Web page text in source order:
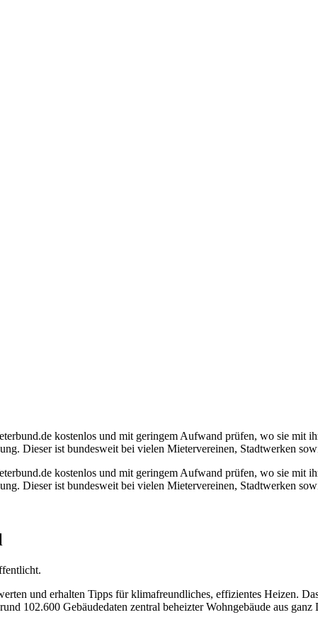
kostenlos und mit geringem Aufwand prüfen, wo sie mit
Dieser ist bundesweit bei vielen Mietervereinen, Stadtwerken
und erhalten Tipps für klimafreundliches, effizientes Heizen.
102.600 Gebäudedaten zentral beheizter Wohngebäude aus ganz